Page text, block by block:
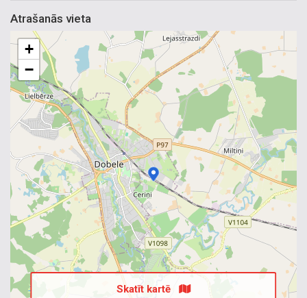
Atrašanās vieta
+
−
Skatīt kartē